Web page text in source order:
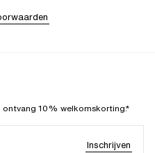
ontvang 10% welkomskorting.*
Inschrijven